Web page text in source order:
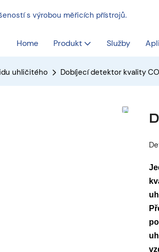
s výrobou měřicích přístrojů.
Home Produkt Služby
uhličitého Dobíjecí detektor kvality